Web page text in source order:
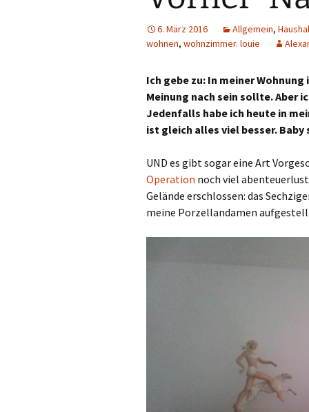
6. März 2016 Allgemein,
wohnen, wohnzimmer. louie
Ich gebe zu: In meiner
Meinung nach sein sollte. Aber
Jedenfalls habe ich heute in
ist gleich alles viel besser. Baby
UND es gibt sogar eine Art
Operation noch viel
Gelände erschlossen: das
meine Porzellandamen